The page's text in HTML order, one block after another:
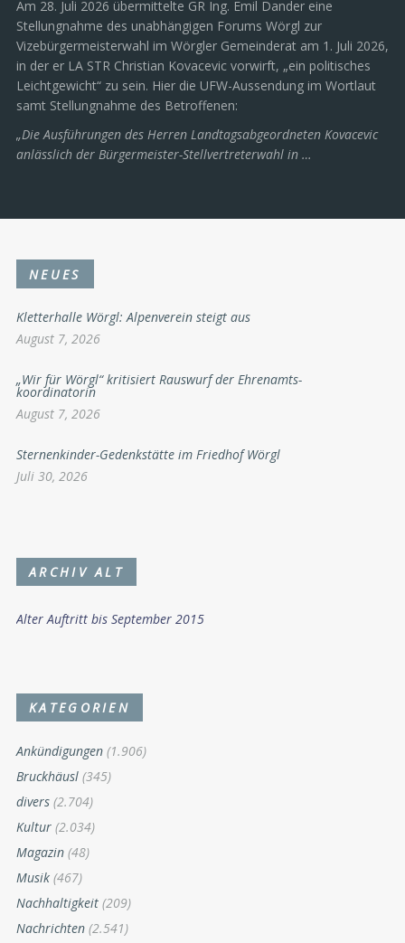
Am 28. Juli 2026 übermittelte GR Ing. Emil Dander eine
Stellungnahme des unabhängigen Forums Wörgl zur
Vizebürgermeisterwahl im Wörgler Gemeinderat am 1. Juli 2026,
in der er LA STR Christian Kovacevic vorwirft, „ein politisches
Leichtgewicht“ zu sein. Hier die UFW-Aussendung im Wortlaut
samt Stellungnahme des Betroffenen:
„Die Ausführungen des Herren Landtagsabgeordneten Kovacevic
anlässlich der Bürgermeister-Stellvertreterwahl in …
NEUES
Kletterhalle Wörgl: Alpenverein steigt aus
August 7, 2026
„Wir für Wörgl“ kritisiert Rauswurf der Ehrenamts-
koordinatorin
August 7, 2026
Sternenkinder-Gedenkstätte im Friedhof Wörgl
Juli 30, 2026
ARCHIV ALT
Alter Auftritt bis September 2015
KATEGORIEN
Ankündigungen (1.906)
Bruckhäusl (345)
divers (2.704)
Kultur (2.034)
Magazin (48)
Musik (467)
Nachhaltigkeit (209)
Nachrichten (2.541)